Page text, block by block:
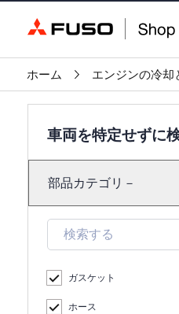
ホーム エンジンの冷却
車両を特定せずに
部品カテゴリ－
ガスケット
ホース